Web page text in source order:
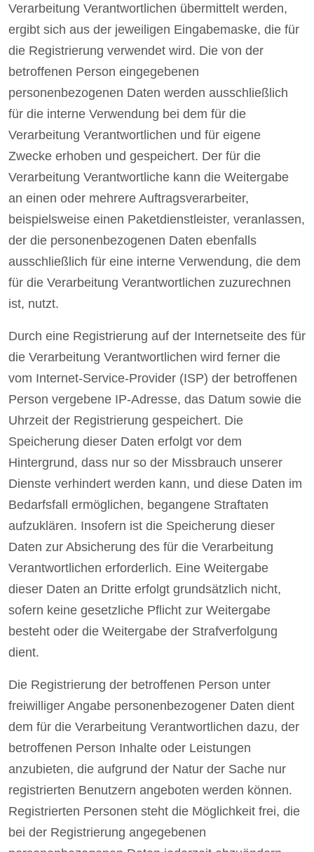
Verarbeitung Verantwortlichen übermittelt werden,
ergibt sich aus der jeweiligen Eingabemaske, die für
die Registrierung verwendet wird. Die von der
betroffenen Person eingegebenen
personenbezogenen Daten werden ausschließlich
für die interne Verwendung bei dem für die
Verarbeitung Verantwortlichen und für eigene
Zwecke erhoben und gespeichert. Der für die
Verarbeitung Verantwortliche kann die Weitergabe
an einen oder mehrere Auftragsverarbeiter,
beispielsweise einen Paketdienstleister, veranlassen,
der die personenbezogenen Daten ebenfalls
ausschließlich für eine interne Verwendung, die dem
für die Verarbeitung Verantwortlichen zuzurechnen
ist, nutzt.
Durch eine Registrierung auf der Internetseite des für
die Verarbeitung Verantwortlichen wird ferner die
vom Internet-Service-Provider (ISP) der betroffenen
Person vergebene IP-Adresse, das Datum sowie die
Uhrzeit der Registrierung gespeichert. Die
Speicherung dieser Daten erfolgt vor dem
Hintergrund, dass nur so der Missbrauch unserer
Dienste verhindert werden kann, und diese Daten im
Bedarfsfall ermöglichen, begangene Straftaten
aufzuklären. Insofern ist die Speicherung dieser
Daten zur Absicherung des für die Verarbeitung
Verantwortlichen erforderlich. Eine Weitergabe
dieser Daten an Dritte erfolgt grundsätzlich nicht,
sofern keine gesetzliche Pflicht zur Weitergabe
besteht oder die Weitergabe der Strafverfolgung
dient.
Die Registrierung der betroffenen Person unter
freiwilliger Angabe personenbezogener Daten dient
dem für die Verarbeitung Verantwortlichen dazu, der
betroffenen Person Inhalte oder Leistungen
anzubieten, die aufgrund der Natur der Sache nur
registrierten Benutzern angeboten werden können.
Registrierten Personen steht die Möglichkeit frei, die
bei der Registrierung angegebenen